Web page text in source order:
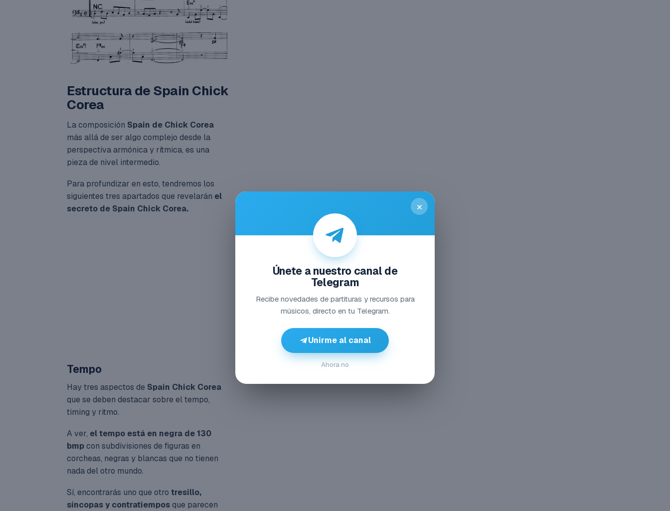
Estructura de Spain Chick
Corea
La composición Spain de Chick Corea
más allá de ser algo complejo desde la
perspectiva armónica y rítmica, es una
pieza de nivel intermedio.
Para profundizar en esto, tendremos los
siguientes tres apartados que revelarán el
secreto de Spain Chick Corea.
Tempo
Hay tres aspectos de Spain Chick Corea
que se deben destacar sobre el tempo,
timing y ritmo.
A ver, el tempo está en negra de 130
bmpcon subdivisiones de figuras en
corcheas, negras y blancas que no tienen
nada del otro mundo.
Sí, encontrarás uno que otro tresillo,
síncopas y contratiemposque parecen
×
Únete a nuestro canal de
Telegram
Recibe novedades de partituras y recursos para
músicos, directo en tu Telegram.
Unirme al canal
Ahora no